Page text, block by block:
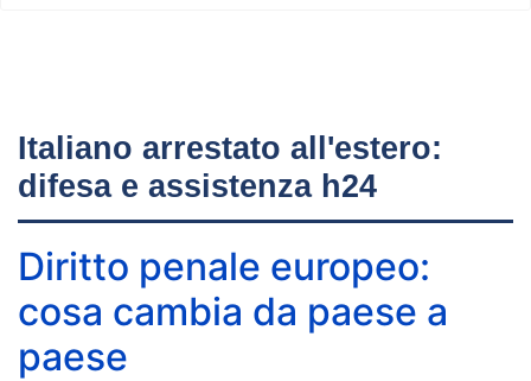
Italiano arrestato all'estero:
difesa e assistenza h24
Diritto penale europeo:
cosa cambia da paese a
paese